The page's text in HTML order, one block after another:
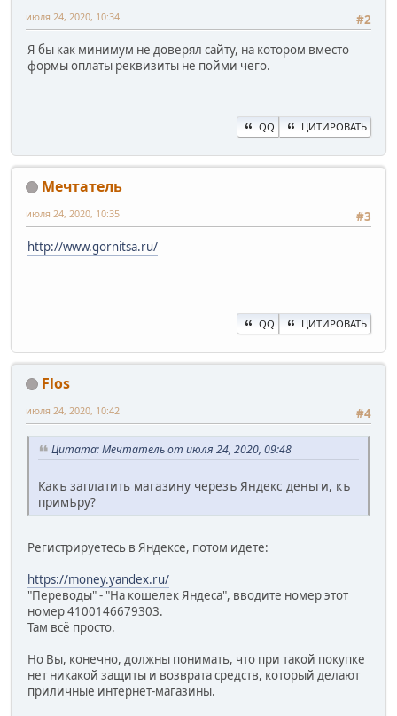
#2
июля 24, 2020, 10:34
Я бы как минимум не доверял сайту, на котором вместо
формы оплаты реквизиты не пойми чего.
QQ ЦИТИРОВАТЬ
Мечтатель
#3
июля 24, 2020, 10:35
http://www.gornitsa.ru/
QQ ЦИТИРОВАТЬ
Flos
#4
июля 24, 2020, 10:42
Цитата: Мечтатель от июля 24, 2020, 09:48
Какъ заплатить магазину черезъ Яндекс деньги, къ
примѣру?
Регистрируетесь в Яндексе, потом идете:
https://money.yandex.ru/
"Переводы" - "На кошелек Яндеса", вводите номер этот
номер 4100146679303.
Там всё просто.
Но Вы, конечно, должны понимать, что при такой покупке
нет никакой защиты и возврата средств, который делают
приличные интернет-магазины.